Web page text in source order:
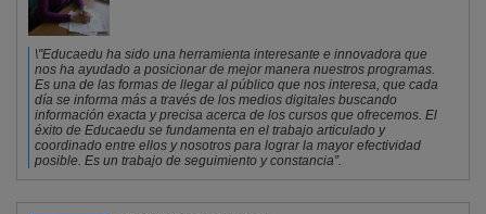
\"Educaedu ha sido una herramienta interesante e innovadora que
nos ha ayudado a posicionar de mejor manera nuestros programas.
Es una de las formas de llegar al público que nos interesa, que cada
día se informa más a través de los medios digitales buscando
información exacta y precisa acerca de los cursos que ofrecemos. El
éxito de Educaedu se fundamenta en el trabajo articulado y
coordinado entre ellos y nosotros para lograr la mayor efectividad
posible. Es un trabajo de seguimiento y constancia”.